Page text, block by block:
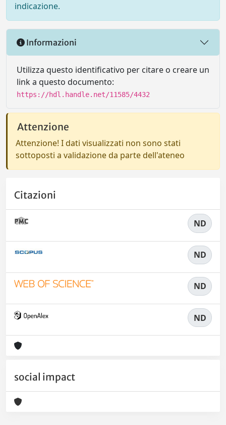
indicazione.
Informazioni
Utilizza questo identificativo per citare o creare un
link a questo documento:
https://hdl.handle.net/11585/4432
Attenzione
Attenzione! I dati visualizzati non sono stati
sottoposti a validazione da parte dell'ateneo
Citazioni
ND
ND
ND
ND
social impact